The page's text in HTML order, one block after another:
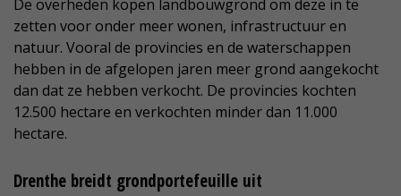
De overheden kopen landbouwgrond om deze in te
zetten voor onder meer wonen, infrastructuur en
natuur. Vooral de provincies en de waterschappen
hebben in de afgelopen jaren meer grond aangekocht
dan dat ze hebben verkocht. De provincies kochten
12.500 hectare en verkochten minder dan 11.000
hectare.
Drenthe breidt grondportefeuille uit